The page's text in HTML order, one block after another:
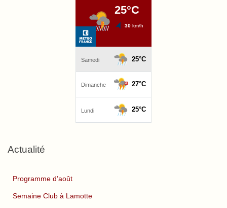
Actualité
Programme d’août
Semaine Club à Lamotte